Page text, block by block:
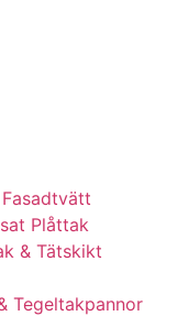
Plåttak
& Tätskikt
Tegeltakpannor